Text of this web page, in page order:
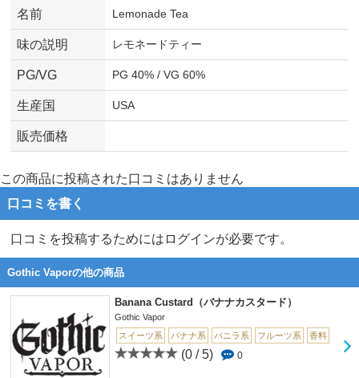
名前 Lemonade Tea
味の説明 レモネードティー
PG/VG PG 40% / VG 60%
生産国 USA
販売価格
この商品に投稿された口コミはありません
口コミを書く
口コミを投稿するためにはログインが必要です。
Gothic Vaporの他の商品
Banana Custard（バナナカスタード）
Gothic Vapor
スイーツ系
バナナ系 バニラ系 フルーツ系 香料
(0 / 5) 0